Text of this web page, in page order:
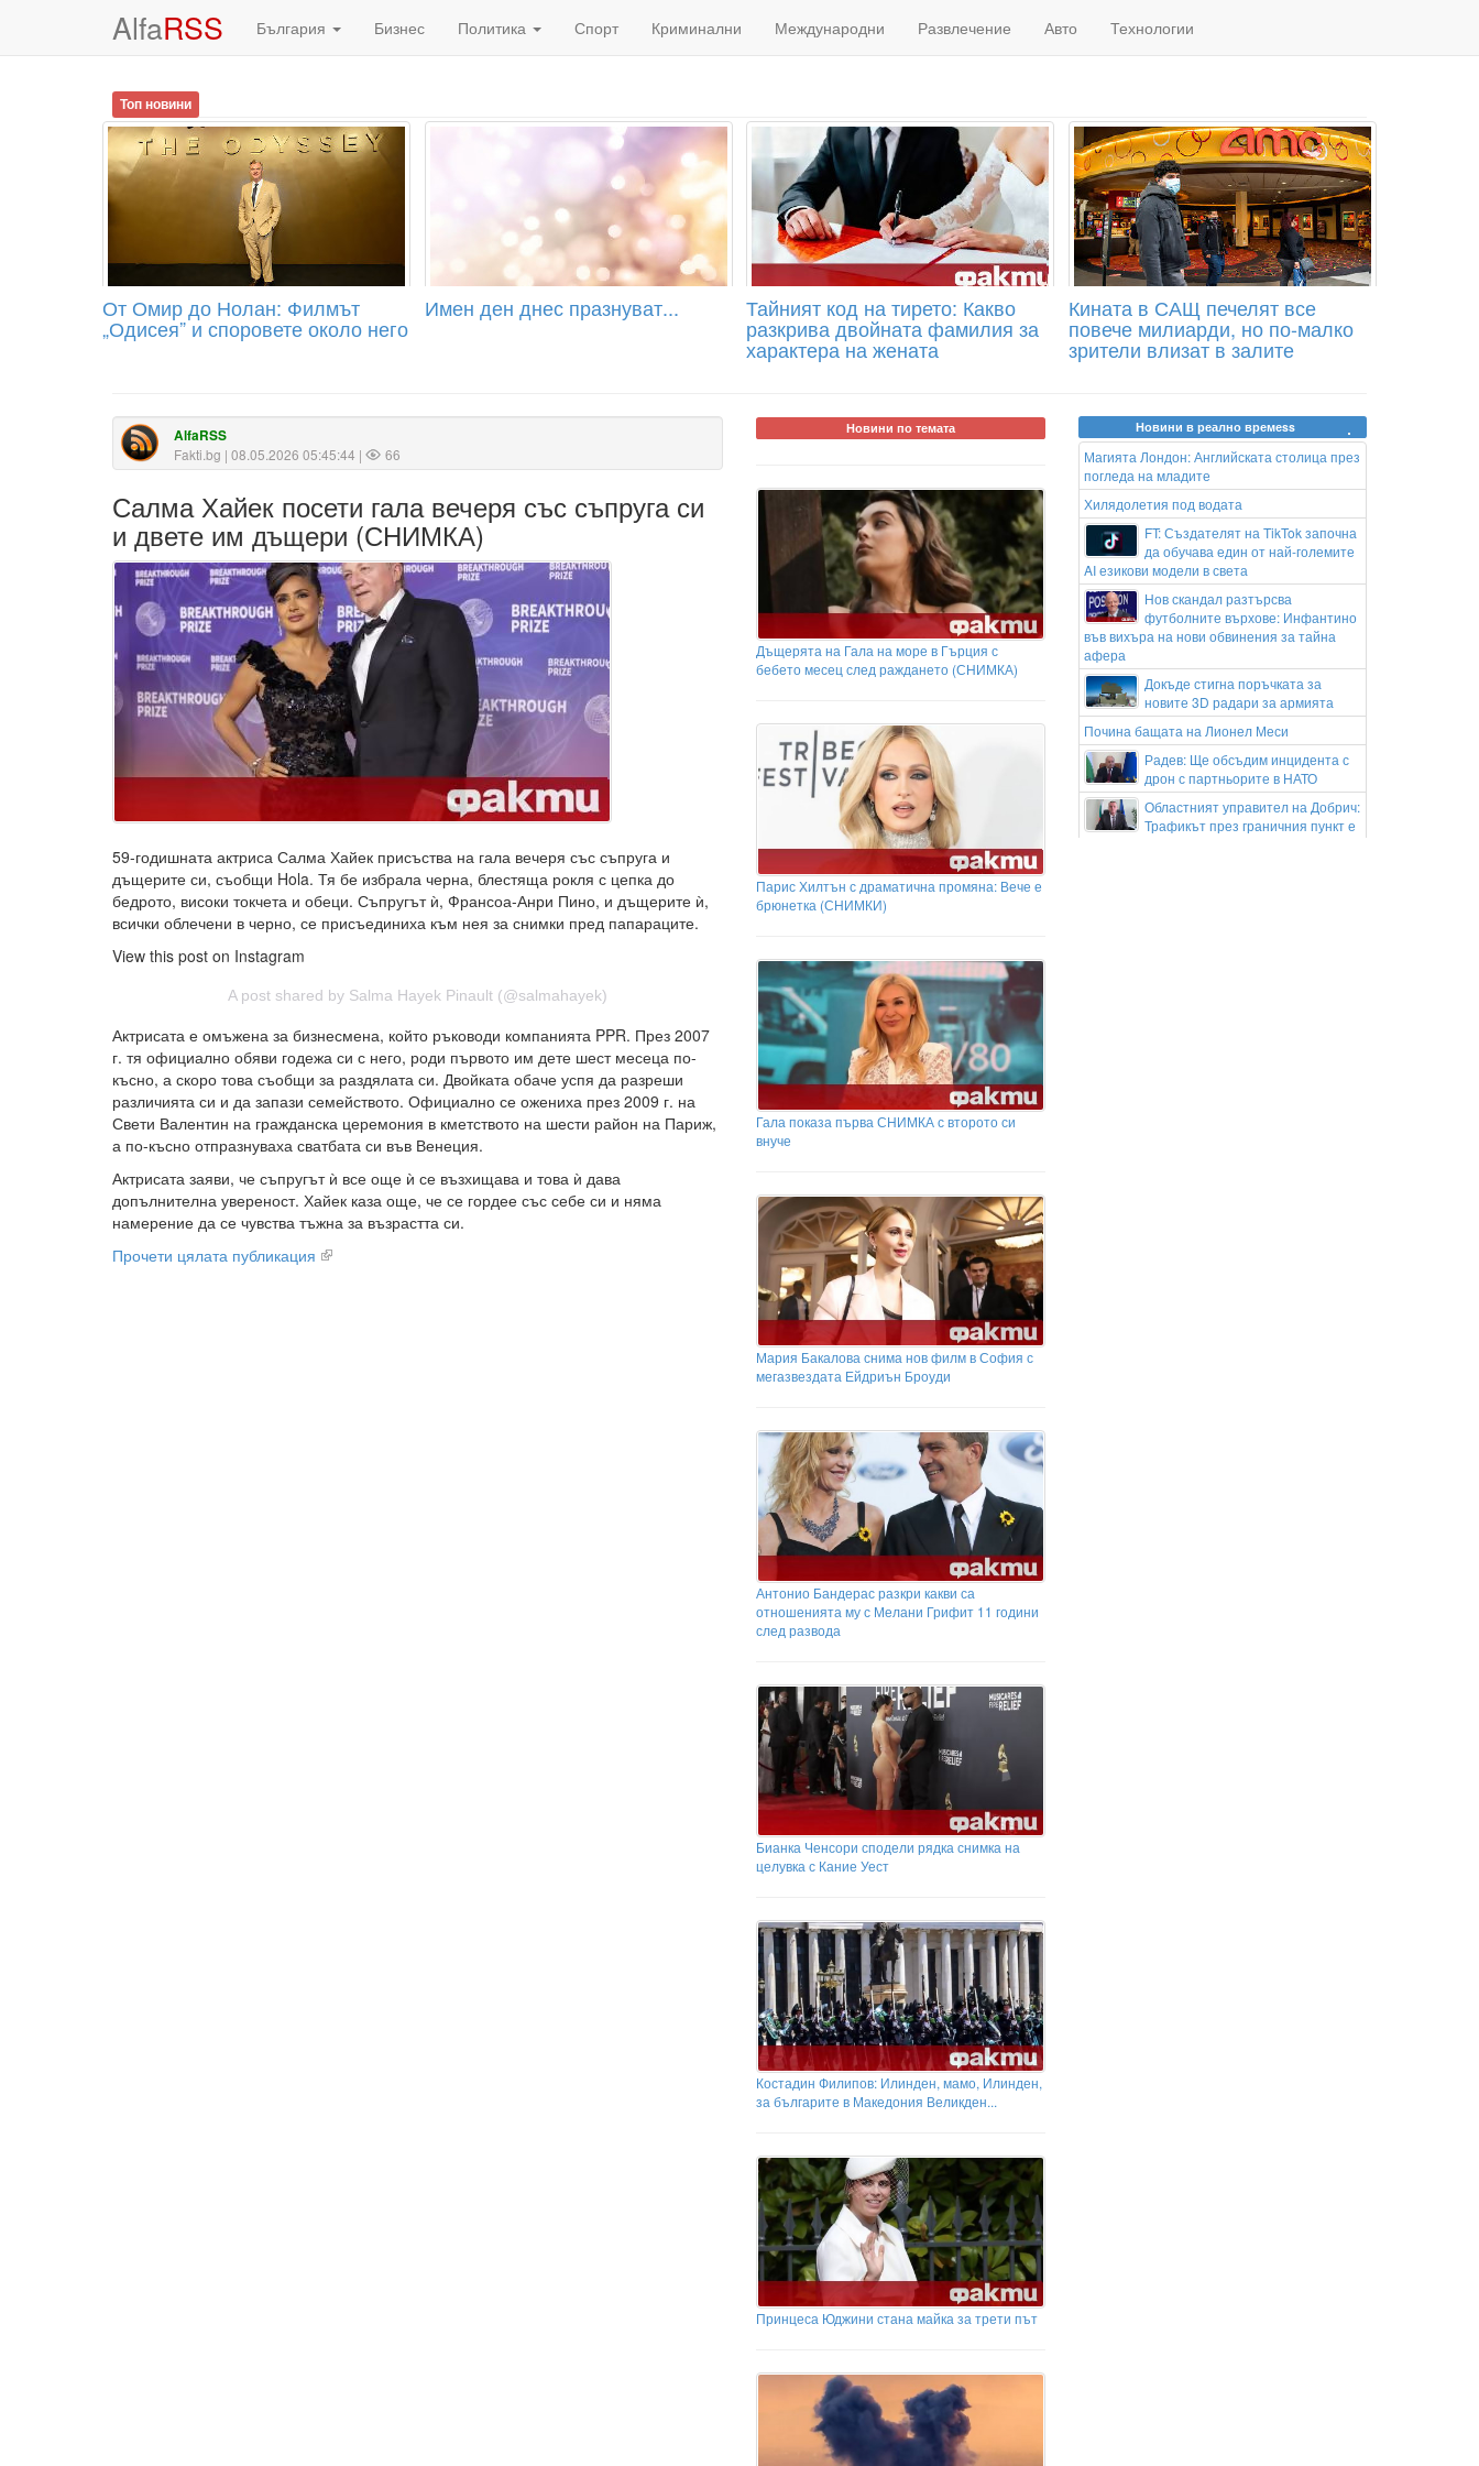
AlfaRSS България Бизнес Политика Спорт Криминални Международни Развлечение Авто Технологии
Топ новини
От Омир до Нолан: Филмът
„Одисея” и споровете около него
Имен ден днес празнуват... Тайният код на тирето: Какво
разкрива двойната фамилия за
характера на жената
Кината в САЩ печелят все
повече милиарди, но по-малко
зрители влизат в залите
AlfaRSS
Fakti.bg | 08.05.2026 05:45:44 | 66
Салма Хайек посети гала вечеря със съпруга си
и двете им дъщери (СНИМКА)
59-годишната актриса Салма Хайек присъства на гала вечеря със съпруга и
дъщерите си, съобщи Hola. Тя бе избрала черна, блестяща рокля с цепка до
бедрото, високи токчета и обеци. Съпругът ѝ, Франсоа-Анри Пино, и дъщерите ѝ,
всички облечени в черно, се присъединиха към нея за снимки пред папараците.
View this post on Instagram
A post shared by Salma Hayek Pinault (@salmahayek)
Актрисата е омъжена за бизнесмена, който ръководи компанията PPR. През 2007
г. тя официално обяви годежа си с него, роди първото им дете шест месеца по-
късно, а скоро това съобщи за раздялата си. Двойката обаче успя да разреши
различията си и да запази семейството. Официално се ожениха през 2009 г. на
Свети Валентин на гражданска церемония в кметството на шести район на Париж,
а по-късно отпразнуваха сватбата си във Венеция.
Актрисата заяви, че съпругът ѝ все още ѝ се възхищава и това ѝ дава
допълнителна увереност. Хайек каза още, че се гордее със себе си и няма
намерение да се чувства тъжна за възрастта си.
Прочети цялата публикация
Новини по темата
Дъщерята на Гала на море в Гърция с
бебето месец след раждането (СНИМКА)
Парис Хилтън с драматична промяна: Вече е
брюнетка (СНИМКИ)
Гала показа първа СНИМКА с второто си
внуче
Мария Бакалова снима нов филм в София с
мегазвездата Ейдриън Броуди
Антонио Бандерас разкри какви са
отношенията му с Мелани Грифит 11 години
след развода
Бианка Ченсори сподели рядка снимка на
целувка с Кание Уест
Костадин Филипов: Илинден, мамо, Илинден,
за българите в Македония Великден...
Принцеса Юджини стана майка за трети път
Новини в реално времеss
Магията Лондон: Английската столица през
погледа на младите
Хилядолетия под водата
FT: Създателят на TikTok започна
да обучава един от най-големите
AI езикови модели в света
Нов скандал разтърсва
футболните върхове: Инфантино
във вихъра на нови обвинения за тайна
афера
Докъде стигна поръчката за
новите 3D радари за армията
Почина бащата на Лионел Меси
Радев: Ще обсъдим инцидента с
дрон с партньорите в НАТО
Областният управител на Добрич:
Трафикът през граничния пункт е